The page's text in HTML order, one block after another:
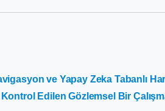
ve Yapay Zeka Tabanlı
Edilen Gözlemsel Bir